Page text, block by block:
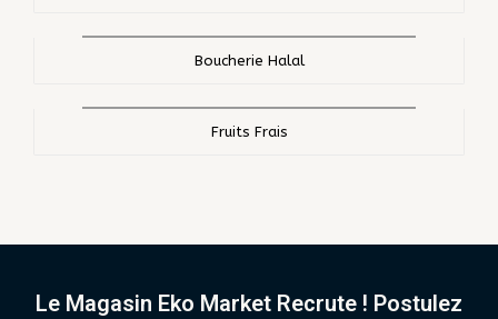
Boucherie Halal
Fruits Frais
Le Magasin Eko Market Recrute ! Postulez